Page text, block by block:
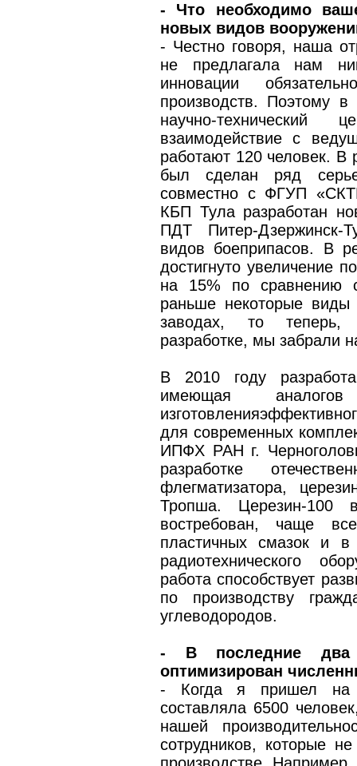
- Что необходимо
новых видов
- Честно говоря, наша
не предлагала нам
инновации
производств. Поэтому
научно-технический
взаимодействие с
работают 120 человек.
был сделан ряд
совместно с ФГУП
КБП Тула разработан
ПДТ Питер-Дзержинск-
видов боеприпасов. В
достигнуто увеличение
на 15% по сравнению
раньше некоторые виды
заводах, то теперь,
разработке, мы забрали
В 2010 году
имеющая
для современных
ИПФХ РАН г.
разработке
флегматизатора,
Тропша. Церезин-100
востребован, чаще
пластичных смазок и в
радиотехнического
работа способствует
по производству
углеводородов.
- В последние два
оптимизирован
- Когда я пришел на
составляла 6500
нашей
сотрудников, которые